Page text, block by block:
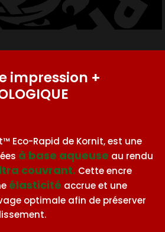
impression +
Eco-Rapid de Kornit, est une
à base aqueuse au rendu
couvrant. Cette encre
élasticité accrue et une
optimale afin de préserver